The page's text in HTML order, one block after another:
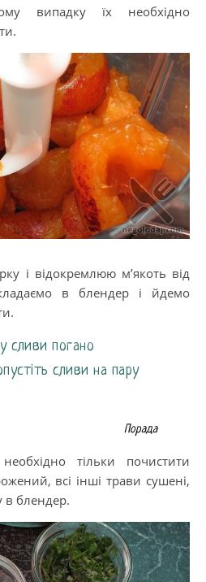
випадку їх необхідно
і відокремлюю м’якоть від
в блендер і йдемо
сливи погано
сливи на пару
Порада
тільки почистити
всі інші трави сушені,
в блендер.